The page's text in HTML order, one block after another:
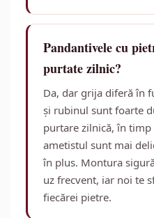
Pandantivele cu
purtate zilnic?
Da, dar grija diferă în
și rubinul sunt foarte
purtare zilnică, în
ametistul sunt mai
în plus. Montura
uz frecvent, iar noi te
fiecărei pietre.